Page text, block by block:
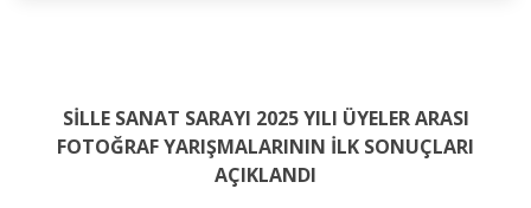
SİLLE SANAT SARAYI 2025 YILI ÜYELER ARASI
FOTOĞRAF YARIŞMALARININ İLK SONUÇLARI
AÇIKLANDI